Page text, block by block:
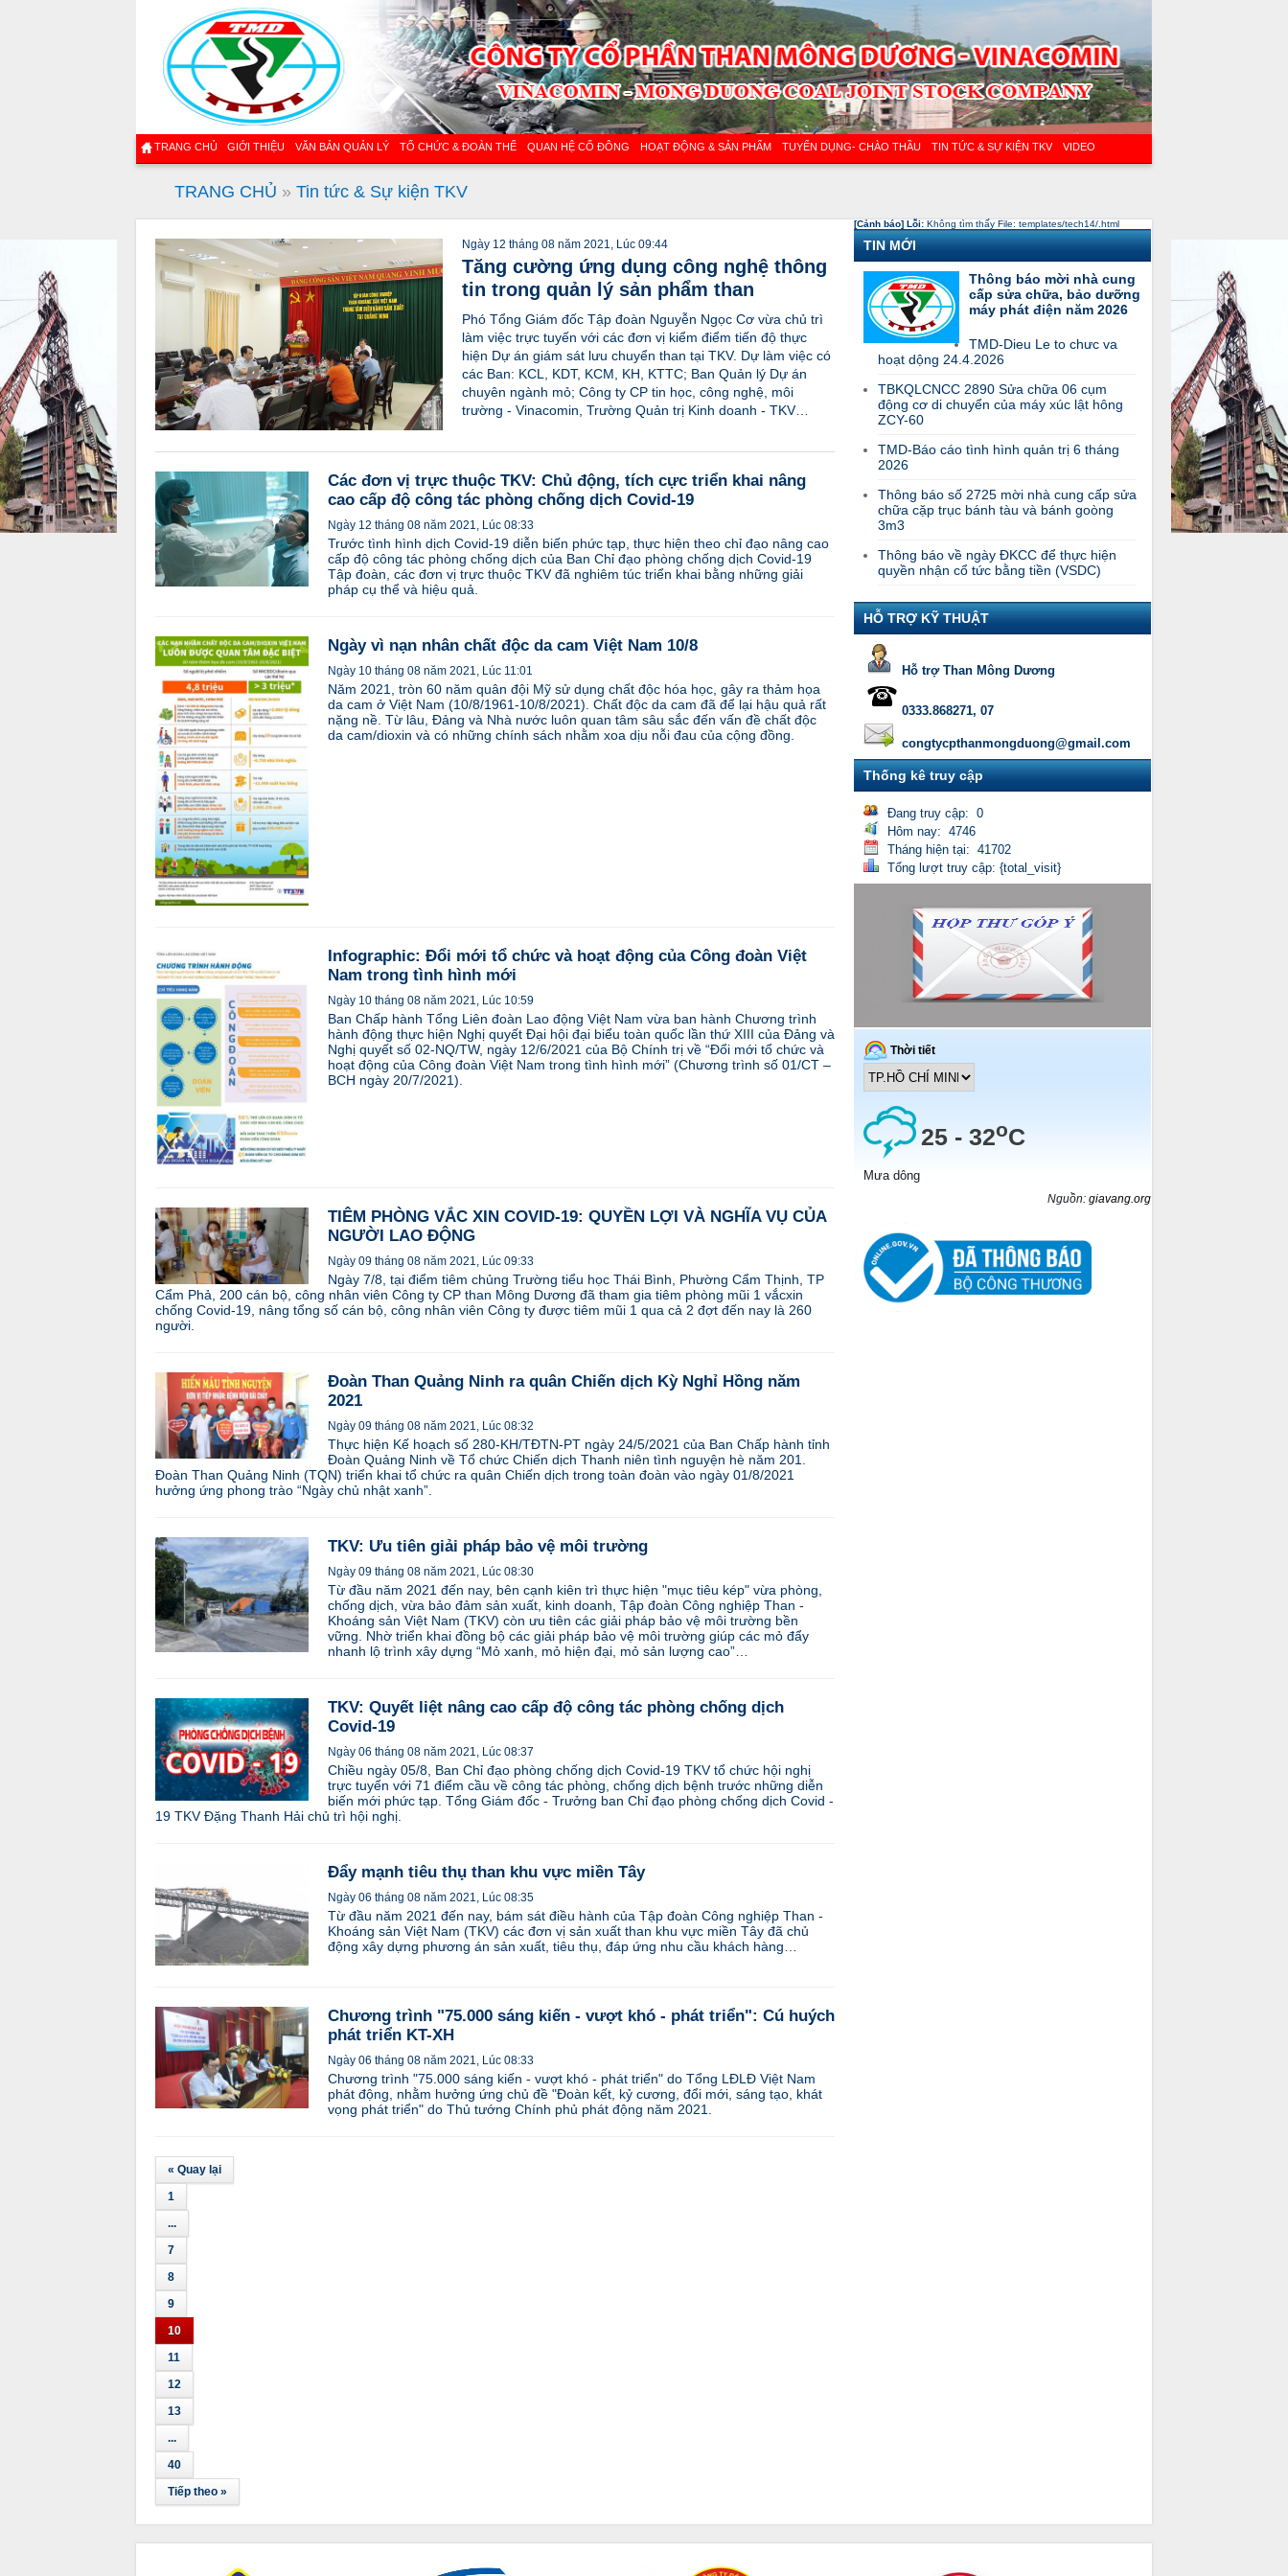
TRANG CHỦ GIỚI THIỆU VĂN BẢN QUẢN LÝ TỔ CHỨC & ĐOÀN THỂ QUAN HỆ CỔ ĐÔNG HOẠT ĐỘNG & SẢN PHẨM TUYỂN DỤNG- CHÀO THẦU TIN TỨC & SỰ KIỆN TKV VIDEO
TRANG CHỦ » Tin tức & Sự kiện TKV
Ngày 12 tháng 08 năm 2021, Lúc 09:44
Tăng cường ứng dụng công nghệ thông
tin trong quản lý sản phẩm than
Phó Tổng Giám đốc Tập đoàn Nguyễn Ngọc Cơ vừa chủ trì
làm việc trực tuyến với các đơn vị kiểm điểm tiến độ thực
hiện Dự án giám sát lưu chuyển than tại TKV. Dự làm việc có
các Ban: KCL, KDT, KCM, KH, KTTC; Ban Quản lý Dự án
chuyên ngành mỏ; Công ty CP tin học, công nghệ, môi
trường - Vinacomin, Trường Quản trị Kinh doanh - TKV…
Các đơn vị trực thuộc TKV: Chủ động, tích cực triển khai nâng
cao cấp độ công tác phòng chống dịch Covid-19
Ngày 12 tháng 08 năm 2021, Lúc 08:33
Trước tình hình dịch Covid-19 diễn biến phức tạp, thực hiện theo chỉ đạo nâng cao
cấp độ công tác phòng chống dịch của Ban Chỉ đạo phòng chống dịch Covid-19
Tập đoàn, các đơn vị trực thuộc TKV đã nghiêm túc triển khai bằng những giải
pháp cụ thể và hiệu quả.
Ngày vì nạn nhân chất độc da cam Việt Nam 10/8
Ngày 10 tháng 08 năm 2021, Lúc 11:01
Năm 2021, tròn 60 năm quân đội Mỹ sử dụng chất độc hóa học, gây ra thảm họa
da cam ở Việt Nam (10/8/1961-10/8/2021). Chất độc da cam đã để lại hậu quả rất
nặng nề. Từ lâu, Đảng và Nhà nước luôn quan tâm sâu sắc đến vấn đề chất độc
da cam/dioxin và có những chính sách nhằm xoa dịu nỗi đau của cộng đồng.
Infographic: Đổi mới tổ chức và hoạt động của Công đoàn Việt
Nam trong tình hình mới
Ngày 10 tháng 08 năm 2021, Lúc 10:59
Ban Chấp hành Tổng Liên đoàn Lao động Việt Nam vừa ban hành Chương trình
hành động thực hiện Nghị quyết Đại hội đại biểu toàn quốc lần thứ XIII của Đảng và
Nghị quyết số 02-NQ/TW, ngày 12/6/2021 của Bộ Chính trị về “Đổi mới tổ chức và
hoạt động của Công đoàn Việt Nam trong tình hình mới” (Chương trình số 01/CT –
BCH ngày 20/7/2021).
TIÊM PHÒNG VẮC XIN COVID-19: QUYỀN LỢI VÀ NGHĨA VỤ CỦA
NGƯỜI LAO ĐỘNG
Ngày 09 tháng 08 năm 2021, Lúc 09:33
Ngày 7/8, tại điểm tiêm chủng Trường tiểu học Thái Bình, Phường Cẩm Thịnh, TP
Cẩm Phả, 200 cán bộ, công nhân viên Công ty CP than Mông Dương đã tham gia tiêm phòng mũi 1 vắcxin
chống Covid-19, nâng tổng số cán bộ, công nhân viên Công ty được tiêm mũi 1 qua cả 2 đợt đến nay là 260
người.
Đoàn Than Quảng Ninh ra quân Chiến dịch Kỳ Nghỉ Hồng năm
2021
Ngày 09 tháng 08 năm 2021, Lúc 08:32
Thực hiện Kế hoạch số 280-KH/TĐTN-PT ngày 24/5/2021 của Ban Chấp hành tỉnh
Đoàn Quảng Ninh về Tổ chức Chiến dịch Thanh niên tình nguyện hè năm 201.
Đoàn Than Quảng Ninh (TQN) triển khai tổ chức ra quân Chiến dịch trong toàn đoàn vào ngày 01/8/2021
hưởng ứng phong trào “Ngày chủ nhật xanh”.
TKV: Ưu tiên giải pháp bảo vệ môi trường
Ngày 09 tháng 08 năm 2021, Lúc 08:30
Từ đầu năm 2021 đến nay, bên cạnh kiên trì thực hiện "mục tiêu kép" vừa phòng,
chống dịch, vừa bảo đảm sản xuất, kinh doanh, Tập đoàn Công nghiệp Than -
Khoáng sản Việt Nam (TKV) còn ưu tiên các giải pháp bảo vệ môi trường bền
vững. Nhờ triển khai đồng bộ các giải pháp bảo vệ môi trường giúp các mỏ đẩy
nhanh lộ trình xây dựng “Mỏ xanh, mỏ hiện đại, mỏ sản lượng cao”…
TKV: Quyết liệt nâng cao cấp độ công tác phòng chống dịch
Covid-19
Ngày 06 tháng 08 năm 2021, Lúc 08:37
Chiều ngày 05/8, Ban Chỉ đạo phòng chống dịch Covid-19 TKV tổ chức hội nghị
trực tuyến với 71 điểm cầu về công tác phòng, chống dịch bệnh trước những diễn
biến mới phức tạp. Tổng Giám đốc - Trưởng ban Chỉ đạo phòng chống dịch Covid -
19 TKV Đặng Thanh Hải chủ trì hội nghị.
Đẩy mạnh tiêu thụ than khu vực miền Tây
Ngày 06 tháng 08 năm 2021, Lúc 08:35
Từ đầu năm 2021 đến nay, bám sát điều hành của Tập đoàn Công nghiệp Than -
Khoáng sản Việt Nam (TKV) các đơn vị sản xuất than khu vực miền Tây đã chủ
động xây dựng phương án sản xuất, tiêu thụ, đáp ứng nhu cầu khách hàng…
Chương trình "75.000 sáng kiến - vượt khó - phát triển": Cú huých
phát triển KT-XH
Ngày 06 tháng 08 năm 2021, Lúc 08:33
Chương trình "75.000 sáng kiến - vượt khó - phát triển" do Tổng LĐLĐ Việt Nam
phát động, nhằm hưởng ứng chủ đề "Ðoàn kết, kỷ cương, đổi mới, sáng tạo, khát
vọng phát triển" do Thủ tướng Chính phủ phát động năm 2021.
« Quay lại
1
...
7
8
9
10
11
12
13
...
40
Tiếp theo »
[Cảnh báo] Lỗi: Không tìm thấy File: templates/tech14/.html
TIN MỚI
Thông báo mời nhà cung
cấp sửa chữa, bảo dưỡng
máy phát điện năm 2026
TMD-Dieu Le to chưc va
hoạt dộng 24.4.2026
TBKQLCNCC 2890 Sửa chữa 06 cụm
động cơ di chuyển của máy xúc lật hông
ZCY-60
TMD-Báo cáo tình hình quản trị 6 tháng
2026
Thông báo số 2725 mời nhà cung cấp sửa
chữa cặp trục bánh tàu và bánh goòng
3m3
Thông báo về ngày ĐKCC để thực hiện
quyền nhận cổ tức bằng tiền (VSDC)
HỖ TRỢ KỸ THUẬT
Hỗ trợ Than Mông Dương
0333.868271, 07
congtycpthanmongduong@gmail.com
Thống kê truy cập
Đang truy cập: 0
Hôm nay: 4746
Tháng hiện tại: 41702
Tổng lượt truy cập: {total_visit}